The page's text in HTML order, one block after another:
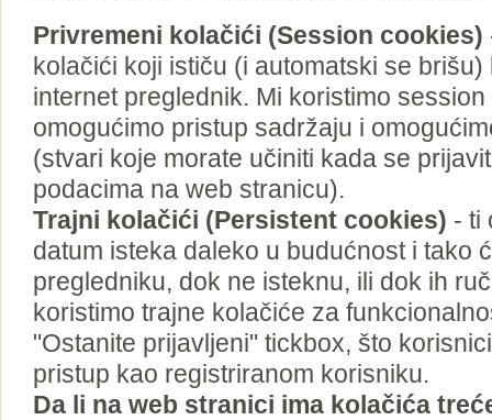
Privremeni kolačići (Session cookies)
kolačići koji ističu (i automatski se
internet preglednik. Mi koristimo
omogućimo pristup sadržaju i
(stvari koje morate učiniti kada se
podacima na web stranicu).
Trajni kolačići (Persistent cookies) - ti
datum isteka daleko u budućnost i tako
pregledniku, dok ne isteknu, ili dok ih
koristimo trajne kolačiće za
"Ostanite prijavljeni" tickbox, što
pristup kao registriranom korisniku.
Da li na web stranici ima kolačića